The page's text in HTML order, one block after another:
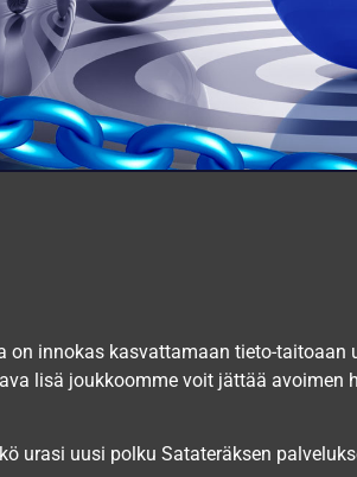
on innokas kasvattamaan tieto-taitoaan
lisä joukkoomme voit jättää avoimen
urasi uusi polku Satateräksen